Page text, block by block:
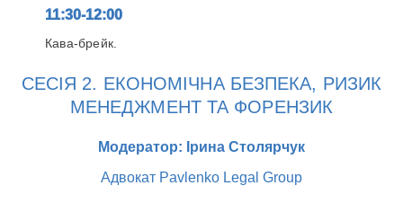
11:30-12:00
Кава-брейк.
СЕСІЯ 2. ЕКОНОМІЧНА БЕЗПЕКА, РИЗИК
МЕНЕДЖМЕНТ ТА ФОРЕНЗИК
Модератор: Ірина Столярчук
Адвокат Pavlenko Legal Group